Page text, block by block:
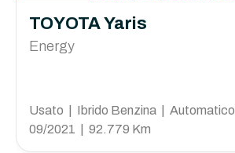
TOYOTA Yaris
Energy
Usato | Ibrido Benzina | Automatico
09/2021 | 92.779 Km